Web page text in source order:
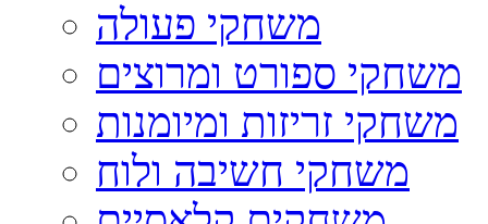
משחקי פעולה
משחקי ספורט ומרוצים
משחקי זריזות ומיומנות
משחקי חשיבה ולוח